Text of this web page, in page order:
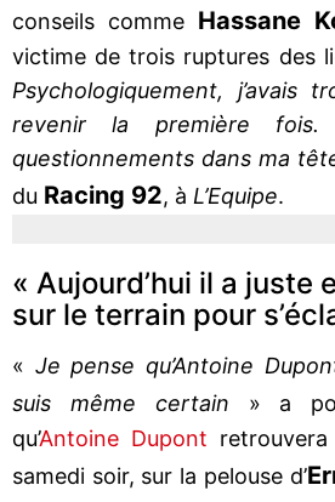
conseils comme Hassane
victime de trois ruptures des
Psychologiquement, j’avais
revenir la première fois.
questionnements dans ma
du Racing 92, à L’Equipe.
« Aujourd’hui il a juste
sur le terrain pour
« Je pense qu’Antoine
suis même certain » a
qu’Antoine Dupont
samedi soir, sur la pelouse d’